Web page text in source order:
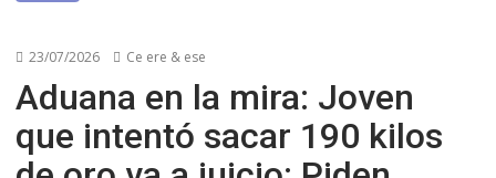
23/07/2026 Ce ere & ese
Aduana en la mira: Joven
que intentó sacar 190 kilos